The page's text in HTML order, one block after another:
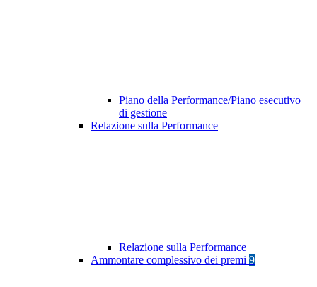
Piano della Performance/Piano esecutivo
di gestione
Relazione sulla Performance
Relazione sulla Performance
Ammontare complessivo dei premi 9